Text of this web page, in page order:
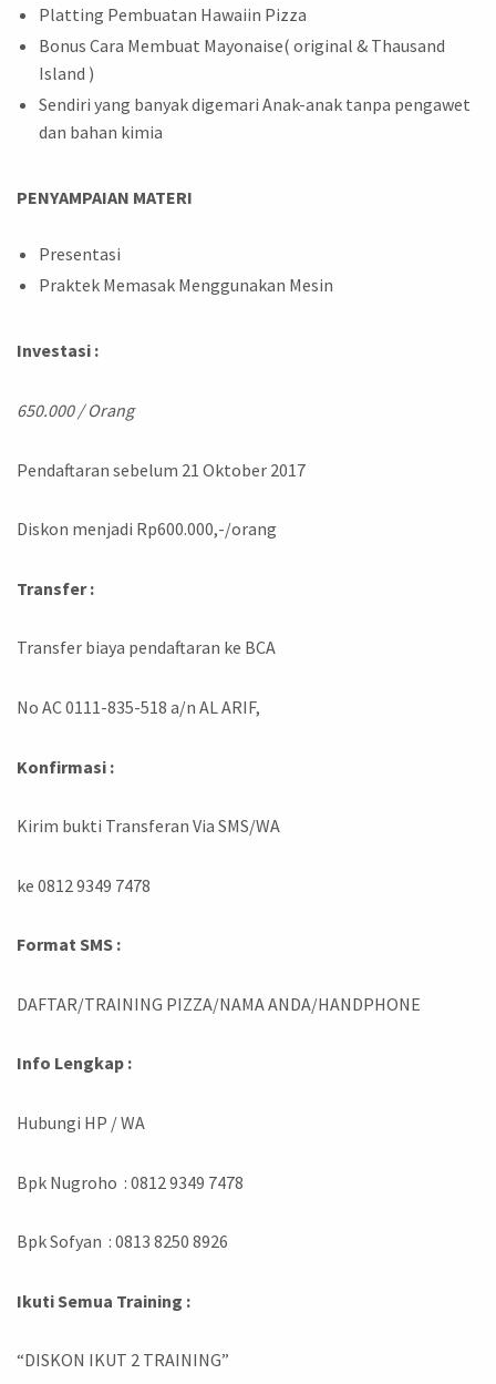
Platting Pembuatan Hawaiin Pizza
Bonus Cara Membuat Mayonaise( original & Thausand
Island )
Sendiri yang banyak digemari Anak-anak tanpa pengawet
dan bahan kimia
PENYAMPAIAN MATERI
Presentasi
Praktek Memasak Menggunakan Mesin
Investasi :
650.000 / Orang
Pendaftaran sebelum 21 Oktober 2017
Diskon menjadi Rp600.000,-/orang
Transfer :
Transfer biaya pendaftaran ke BCA
No AC 0111-835-518 a/n AL ARIF,
Konfirmasi :
Kirim bukti Transferan Via SMS/WA
ke 0812 9349 7478
Format SMS :
DAFTAR/TRAINING PIZZA/NAMA ANDA/HANDPHONE
Info Lengkap :
Hubungi HP / WA
Bpk Nugroho : 0812 9349 7478
Bpk Sofyan : 0813 8250 8926
Ikuti Semua Training :
“DISKON IKUT 2 TRAINING”